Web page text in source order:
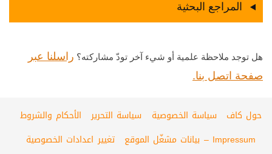
المراجع البحثية
هل توجد ملاحظة علمية أو شيء آخر تودّ مشاركته؟ راسلنا عبر
صفحة اتصل بنا.
حول كاف سياسة الخصوصية سياسة التحرير
الأحكام والشروط
Impressum – بيانات مشغّل الموقع
تغيير اعدادات الخصوصية